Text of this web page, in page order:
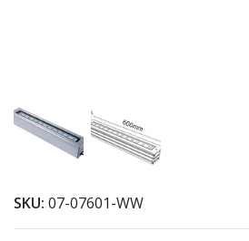
SKU: 07-07601-WW